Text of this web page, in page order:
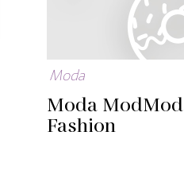
Moda
Moda ModMod
Fashion